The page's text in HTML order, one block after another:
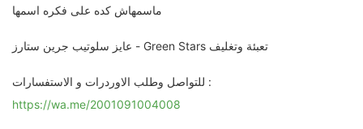
ماسمهاش كده على فكره اسمها
عايز سلوتيب جرين ستارز - Green Stars تعبئة وتغليف
للتواصل وطلب الاوردرات و الاستفسارات :
https://wa.me/2001091004008